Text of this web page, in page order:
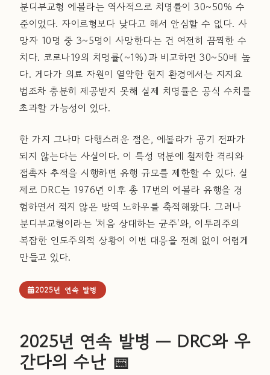
분디부교형 에볼라는 역사적으로 치명률이 30~50% 수
준이었다. 자이르형보다 낮다고 해서 안심할 수 없다. 사
망자 10명 중 3~5명이 사망한다는 건 여전히 끔찍한 수
치다. 코로나19의 치명률(~1%)과 비교하면 30~50배 높
다. 게다가 의료 자원이 열악한 현지 환경에서는 지지요
법조차 충분히 제공받지 못해 실제 치명률은 공식 수치를
초과할 가능성이 있다.
한 가지 그나마 다행스러운 점은, 에볼라가 공기 전파가
되지 않는다는 사실이다. 이 특성 덕분에 철저한 격리와
접촉자 추적을 시행하면 유행 규모를 제한할 수 있다. 실
제로 DRC는 1976년 이후 총 17번의 에볼라 유행을 경
험하면서 적지 않은 방역 노하우를 축적해왔다. 그러나
분디부교형이라는 '처음 상대하는 균주'와, 이투리주의
복잡한 인도주의적 상황이 이번 대응을 전례 없이 어렵게
만들고 있다.
2025년 연속 발병
2025년 연속 발병 — DRC와 우
간다의 수난 📅